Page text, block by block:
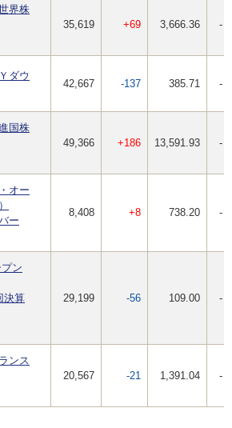
界株
35,619 +69 3,666.36 -
ダウ
42,667 -137 385.71 -
国株
49,366 +186 13,591.93 -
オー
ー
8,408 +8 738.20 -
ン
決算
29,199 -56 109.00 -
ンス
20,567 -21 1,391.04 -